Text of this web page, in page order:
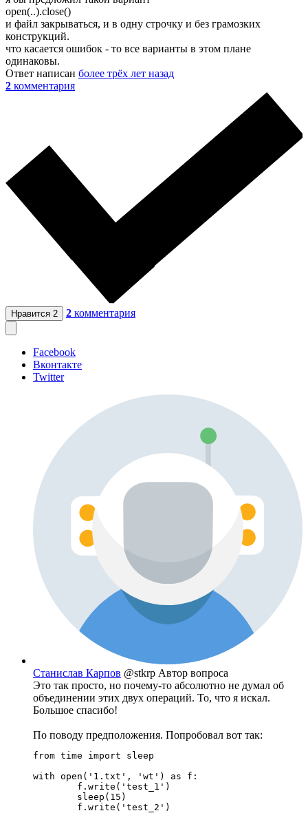
open(..).close()
и файл закрываться, и в одну строчку и без грамозких
конструкций.
что касается ошибок - то все варианты в этом плане
одинаковы.
Ответ написан более трёх лет назад
2 комментария
Нравится 2 2 комментария
Facebook
Вконтакте
Twitter
Станислав Карпов @stkrp Автор вопроса
Это так просто, но почему-то абсолютно не думал об
объединении этих двух операций. То, что я искал.
Большое спасибо!
По поводу предположения. Попробовал вот так:
from time import sleep
with open('1.txt', 'wt') as f:
	f.write('test_2')